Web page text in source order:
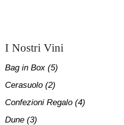
I Nostri Vini
Bag in Box (5)
Cerasuolo (2)
Confezioni Regalo (4)
Dune (3)